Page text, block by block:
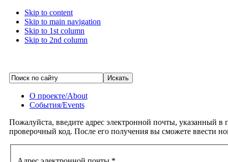
Skip to content
Skip to main navigation
Skip to 1st column
Skip to 2nd column
О проекте/About
События/Events
Пожалуйста, введите адрес электронной почты, указанный
проверочный код. После его получения вы сможете ввести